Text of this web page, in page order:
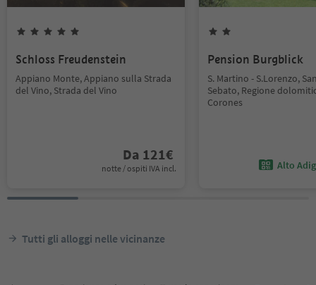
Schloss Freudenstein
Appiano Monte, Appiano sulla Strada
del Vino, Strada del Vino
Da 121€
notte / ospiti IVA incl.
Pension Burgblick
S. Martino - S.Lorenzo,
Sebato, Regione
Corones
Alto
Tutti gli alloggi nelle vicinanze